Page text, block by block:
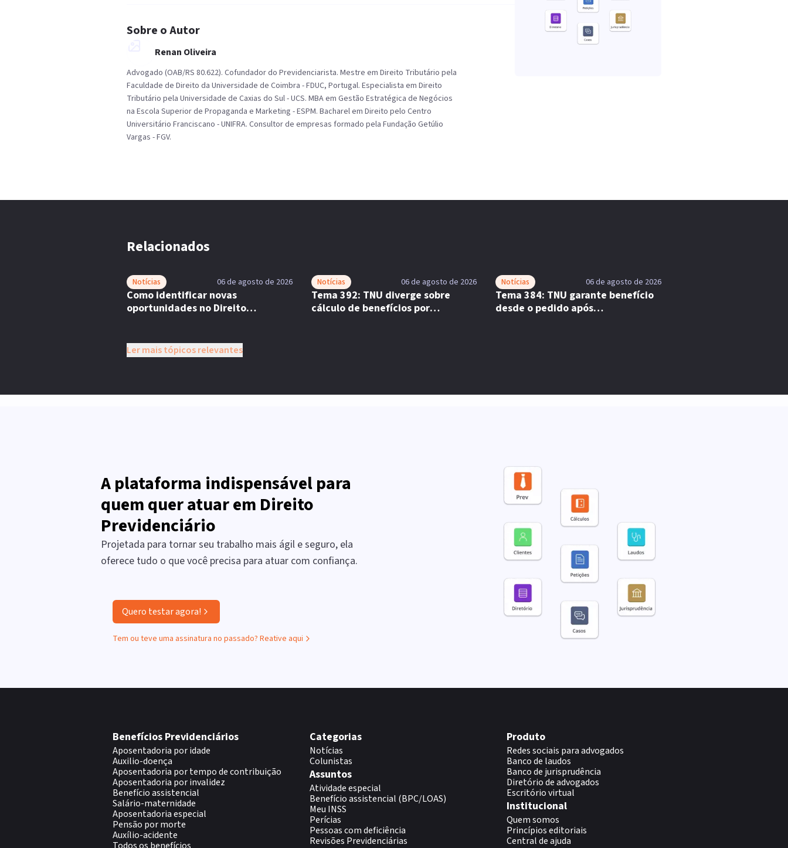
Sobre o Autor
Renan Oliveira
Advogado (OAB/RS 80.622). Cofundador do Previdenciarista. Mestre em Direito Tributário pela
Faculdade de Direito da Universidade de Coimbra - FDUC, Portugal. Especialista em Direito
Tributário pela Universidade de Caxias do Sul - UCS. MBA em Gestão Estratégica de Negócios
na Escola Superior de Propaganda e Marketing - ESPM. Bacharel em Direito pelo Centro
Universitário Franciscano - UNIFRA. Consultor de empresas formado pela Fundação Getúlio
Vargas - FGV.
Relacionados
Notícias 06 de agosto de 2026
Como identificar novas
oportunidades no Direito
Notícias 06 de agosto de 2026
Tema 392: TNU diverge sobre
cálculo de benefícios por
Notícias 06 de agosto de 2026
Tema 384: TNU garante benefício
desde o pedido após
Ler mais tópicos relevantes
A plataforma indispensável para
quem quer atuar em Direito
Previdenciário
Projetada para tornar seu trabalho mais ágil e seguro, ela
oferece tudo o que você precisa para atuar com confiança.
Quero testar agora!
Tem ou teve uma assinatura no passado? Reative aqui
Benefícios Previdenciários
Aposentadoria por idade
Auxilio-doença
Aposentadoria por tempo de contribuição
Aposentadoria por invalidez
Benefício assistencial
Salário-maternidade
Aposentadoria especial
Pensão por morte
Auxílio-acidente
Categorias
Notícias
Colunistas
Assuntos
Atividade especial
Benefício assistencial (BPC/LOAS)
Meu INSS
Perícias
Pessoas com deficiência
Revisões Previdenciárias
Produto
Redes sociais para advogados
Banco de laudos
Banco de jurisprudência
Diretório de advogados
Escritório virtual
Institucional
Quem somos
Princípios editoriais
Central de ajuda